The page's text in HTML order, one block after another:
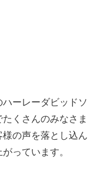
ーレーダビッドソ
くさんのみなさま
の声を落とし込ん
っています。